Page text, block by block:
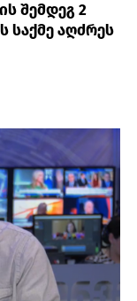
შემდეგ 2
საქმე აღძრეს